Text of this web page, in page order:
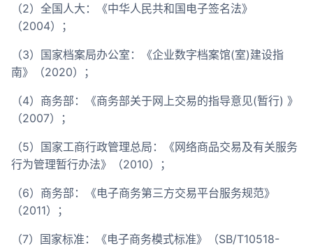
（2）全国人大：《中华人民共和国电子签名法》
（2004）；
（3）国家档案局办公室：《企业数字档案馆(室)建设指
南》（2020）；
（4）商务部：《商务部关于网上交易的指导意见(暂行) 》
（2007）；
（5）国家工商行政管理总局：《网络商品交易及有关服务
行为管理暂行办法》（2010）；
（6）商务部：《电子商务第三方交易平台服务规范》
（2011）；
（7）国家标准：《电子商务模式标准》（SB/T10518-